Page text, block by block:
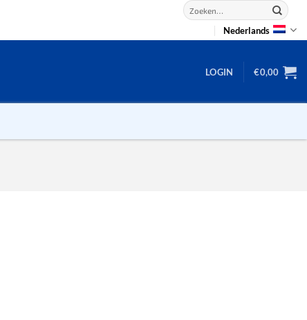
Zoeken
naar:
Nederlands
LOGIN €0,00